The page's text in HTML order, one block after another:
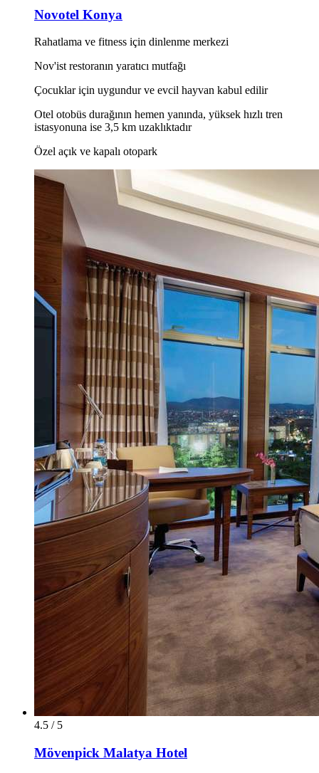
Novotel Konya
Rahatlama ve fitness için dinlenme merkezi
Nov'ist restoranın yaratıcı mutfağı
Çocuklar için uygundur ve evcil hayvan kabul edilir
Otel otobüs durağının hemen yanında, yüksek hızlı tren
istasyonuna ise 3,5 km uzaklıktadır
Özel açık ve kapalı otopark
4.5 / 5
Mövenpick Malatya Hotel